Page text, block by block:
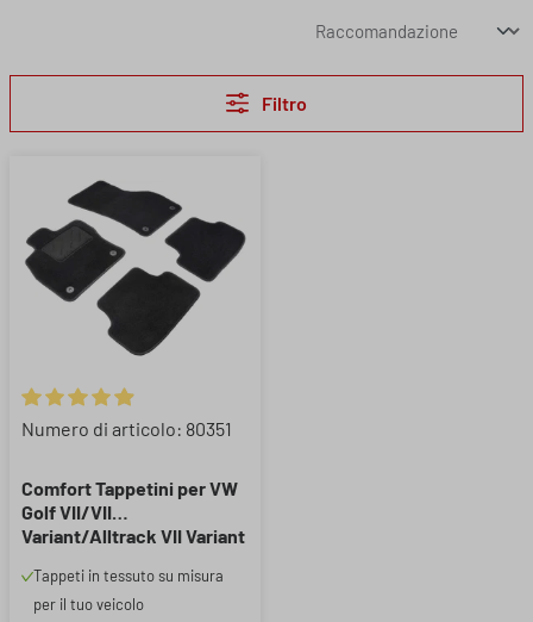
Filtro
Valutazione media di 4.91 su 5 stelle
Numero di articolo: 80351
Comfort Tappetini per VW
Golf VII/VII
Variant/Alltrack VII Variant
Variant/Alltrack VIII 2019-
Oggi
Tappeti in tessuto su misura
per il tuo veicolo